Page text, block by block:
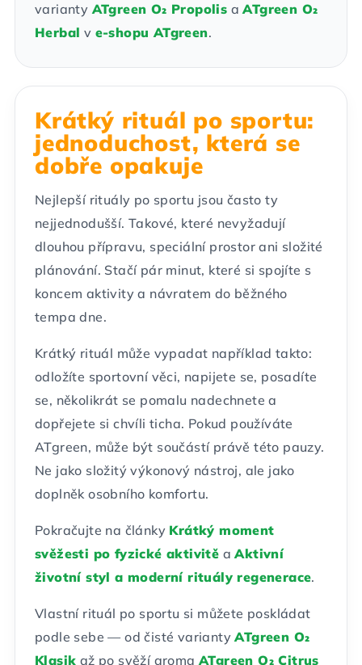
variantyATgreen O₂ Propolis aATgreen O₂
Herbal v e-shopu ATgreen.
Krátký rituál po sportu:
jednoduchost, která se
dobře opakuje
Nejlepší rituály po sportu jsou často ty
nejjednodušší. Takové, které nevyžadují
dlouhou přípravu, speciální prostor ani složité
plánování. Stačí pár minut, které si spojíte s
koncem aktivity a návratem do běžného
tempa dne.
Krátký rituál může vypadat například takto:
odložíte sportovní věci, napijete se, posadíte
se, několikrát se pomalu nadechnete a
dopřejete si chvíli ticha. Pokud používáte
ATgreen, může být součástí právě této pauzy.
Ne jako složitý výkonový nástroj, ale jako
doplněk osobního komfortu.
Pokračujte na články Krátký moment
svěžesti po fyzické aktivitě aAktivní
životní styl a moderní rituály regenerace.
Vlastní rituál po sportu si můžete poskládat
podle sebe — od čisté variantyATgreen O₂
Klasik až po svěží aromaATgreen O₂ Citrus